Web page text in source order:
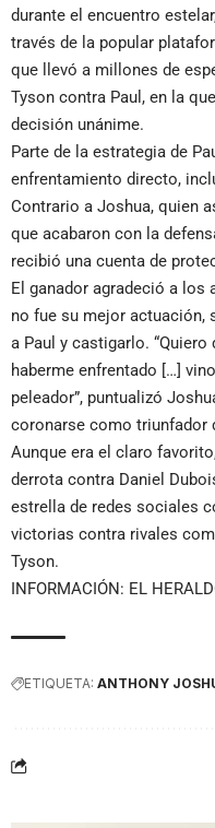
durante el encuentro
través de la popular
que llevó a millones de
Tyson contra Paul, en la
decisión unánime.
Parte de la estrategia de
enfrentamiento directo,
Contrario a Joshua, quien
que acabaron con la
recibió una cuenta de
El ganador agradeció a
no fue su mejor actuación,
a Paul y castigarlo.
haberme enfrentado […]
peleador”, puntualizó
coronarse como triunfador
Aunque era el claro
derrota contra Daniel
estrella de redes sociales
victorias contra rivales
Tyson.
INFORMACIÓN: EL
ETIQUETA: ANTHONY